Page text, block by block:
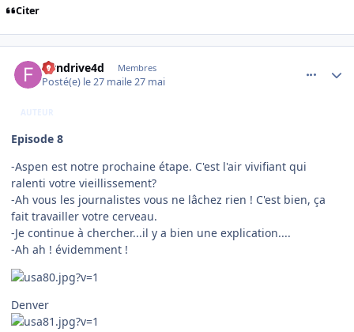
Citer
flyndrive4d Membres
Posté(e) le 27 maile 27 mai
AUTEUR
Episode 8
-Aspen est notre prochaine étape. C'est l'air vivifiant qui
ralenti votre vieillissement?
-Ah vous les journalistes vous ne lâchez rien ! C'est bien, ça
fait travailler votre cerveau.
-Je continue à chercher...il y a bien une explication....
-Ah ah ! évidemment !
Denver